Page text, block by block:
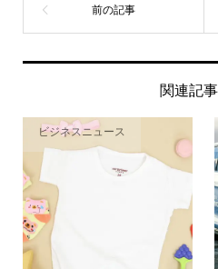
関連記
ビジネスニュース